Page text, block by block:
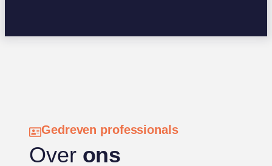
Gedreven professionals
Over ons